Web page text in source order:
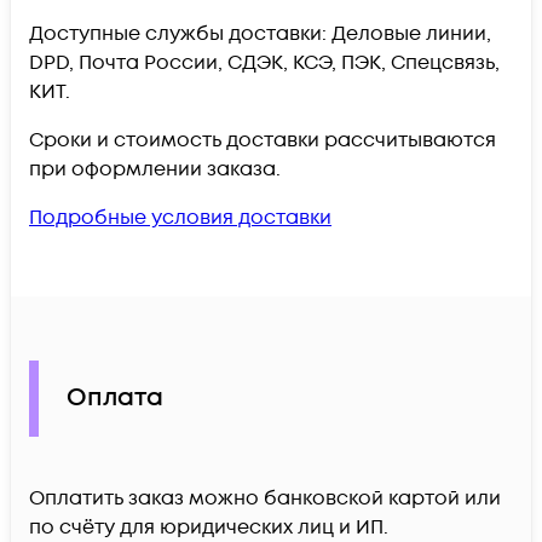
Доступные службы доставки: Деловые линии,
DPD, Почта России, СДЭК, КСЭ, ПЭК, Спецсвязь,
КИТ.
Сроки и стоимость доставки рассчитываются
при оформлении заказа.
Подробные условия доставки
Оплата
Оплатить заказ можно банковской картой или
по счёту для юридических лиц и ИП.